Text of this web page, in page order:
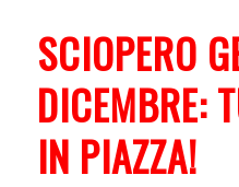
SCIOPERO
DICEMBRE:
IN PIAZZA!